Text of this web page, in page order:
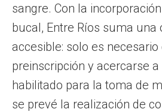
sangre. Con la
bucal, Entre Ríos suma una
accesible: solo es
preinscripción y acercarse
habilitado para la toma de
se prevé la realización de